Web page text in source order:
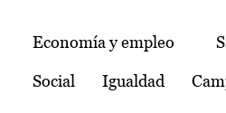
Temas
Economía y empleo
Social Igualdad